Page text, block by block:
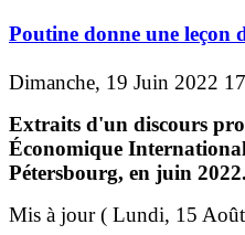
Poutine donne une leçon
Dimanche, 19 Juin 2022
Extraits d'un discours
Économique
Pétersbourg, en juin 2022.
Mis à jour ( Lundi, 15